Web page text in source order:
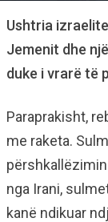
Ushtria
Jemenit dhe
duke i vrarë të
Paraprakisht,
me raketa.
nga Irani,
kanë ndikuar